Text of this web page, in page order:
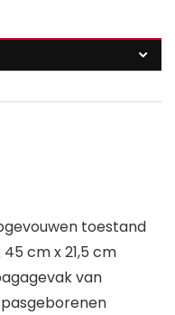
toestand
cm x 21,5 cm
van